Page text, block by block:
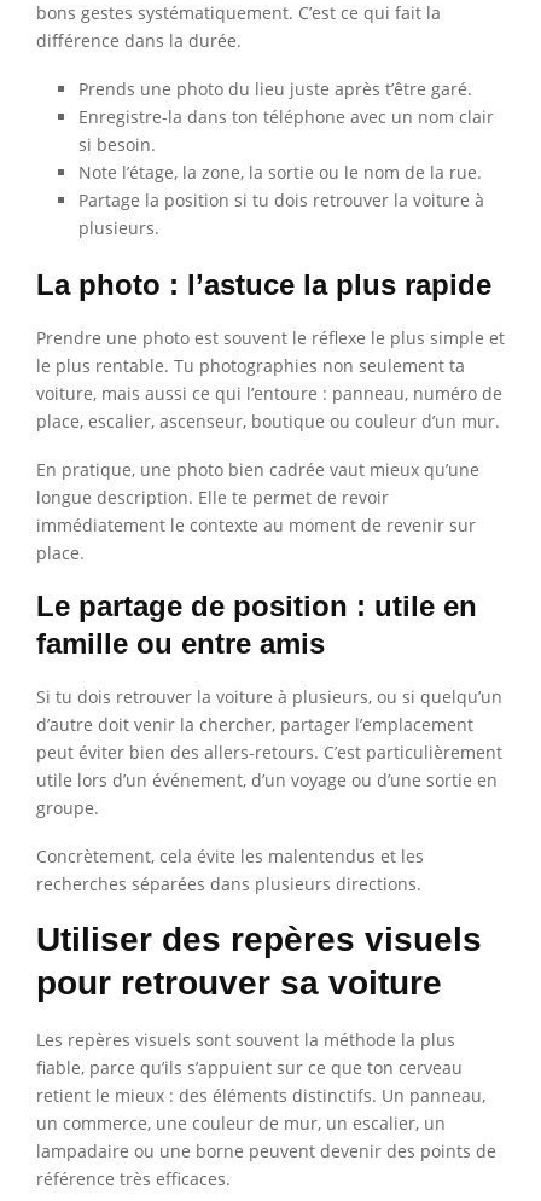
bons gestes systématiquement. C’est ce qui fait la
différence dans la durée.
Prends une photo du lieu juste après t’être garé.
Enregistre-la dans ton téléphone avec un nom clair
si besoin.
Note l’étage, la zone, la sortie ou le nom de la rue.
Partage la position si tu dois retrouver la voiture à
plusieurs.
La photo : l’astuce la plus rapide
Prendre une photo est souvent le réflexe le plus simple et
le plus rentable. Tu photographies non seulement ta
voiture, mais aussi ce qui l’entoure : panneau, numéro de
place, escalier, ascenseur, boutique ou couleur d’un mur.
En pratique, une photo bien cadrée vaut mieux qu’une
longue description. Elle te permet de revoir
immédiatement le contexte au moment de revenir sur
place.
Le partage de position : utile en
famille ou entre amis
Si tu dois retrouver la voiture à plusieurs, ou si quelqu’un
d’autre doit venir la chercher, partager l’emplacement
peut éviter bien des allers-retours. C’est particulièrement
utile lors d’un événement, d’un voyage ou d’une sortie en
groupe.
Concrètement, cela évite les malentendus et les
recherches séparées dans plusieurs directions.
Utiliser des repères visuels
pour retrouver sa voiture
Les repères visuels sont souvent la méthode la plus
fiable, parce qu’ils s’appuient sur ce que ton cerveau
retient le mieux : des éléments distinctifs. Un panneau,
un commerce, une couleur de mur, un escalier, un
lampadaire ou une borne peuvent devenir des points de
référence très efficaces.